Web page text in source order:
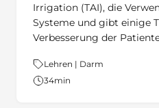
Irrigation (TAI), die
Systeme und gibt einige
Verbesserung der
Thema:
Lehren | Darm
34min